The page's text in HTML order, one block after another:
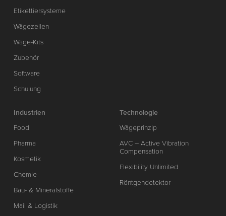
Etikettiersysteme
Wägezellen
Wäge-Kits
Zubehör
Software
Schulung
Industrien
Food
Pharma
Kosmetik
Chemie
Bau- & Mineralstoffe
Mail & Logistik
Technologie
Wägeprinzip
AVC – Active Vibration
Compensation
Flexibility Unlimited
Röntgendetektor